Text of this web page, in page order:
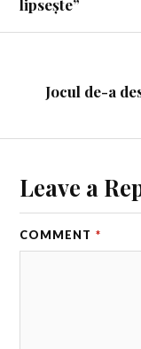
lipsește”
Jocul de-a
Leave a
COMMENT *